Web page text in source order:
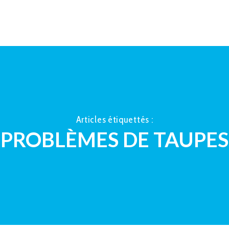
Articles étiquettés :
PROBLÈMES DE TAUPES